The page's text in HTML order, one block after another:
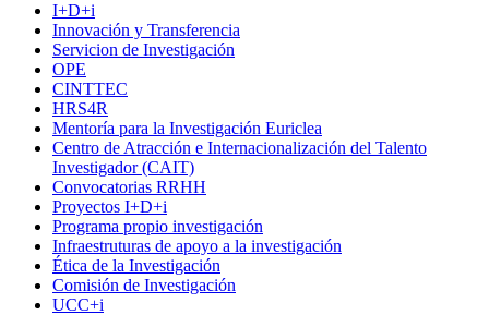
I+D+i
Innovación y Transferencia
Servicion de Investigación
OPE
CINTTEC
HRS4R
Mentoría para la Investigación Euriclea
Centro de Atracción e Internacionalización del Talento
Investigador (CAIT)
Convocatorias RRHH
Proyectos I+D+i
Programa propio investigación
Infraestruturas de apoyo a la investigación
Ética de la Investigación
Comisión de Investigación
UCC+i